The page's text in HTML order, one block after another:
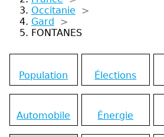
Occitanie
>
Gard
>
FONTANES
Population Élections
Automobile Énergie